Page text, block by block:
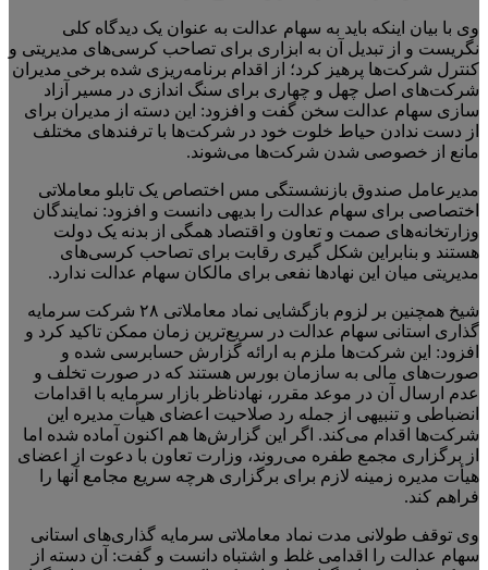
وی با بیان اینکه باید به سهام عدالت به عنوان یک دیدگاه کلی
نگریست و از تبدیل آن به ابزاری برای تصاحب کرسی‌های مدیریتی و
کنترل شرکت‌ها پرهیز کرد؛ از اقدام برنامه‌ریزی شده برخی مدیران
شرکت‌های اصل چهل و چهاری برای سنگ اندازی در مسیر آزاد
سازی سهام عدالت سخن گفت و افزود: این دسته از مدیران برای
از دست ندادن حیاط خلوت خود در شرکت‌ها با ترفندهای مختلف
مانع از خصوصی شدن شرکت‌ها می‌شوند.
مدیرعامل صندوق بازنشستگی مس اختصاص یک تابلو معاملاتی
اختصاصی برای سهام عدالت را بدیهی دانست و افزود: نمایندگان
وزارتخانه‌های صمت و تعاون و اقتصاد همگی از بدنه یک دولت
هستند و بنابراین شکل گیری رقابت برای تصاحب کرسی‌های
مدیریتی میان این نهادها نفعی برای مالکان سهام عدالت ندارد.
شیخ همچنین بر لزوم بازگشایی نماد معاملاتی ۲۸ شرکت سرمایه
گذاری استانی سهام عدالت در سریع‌ترین زمان ممکن تاکید کرد و
افزود: این شرکت‌ها ملزم به ارائه گزارش حسابرسی شده و
صورت‌های مالی به سازمان بورس هستند که در صورت تخلف و
عدم ارسال آن در موعد مقرر، نهادناظر بازار سرمایه با اقدامات
انضباطی و تنبیهی از جمله رد صلاحیت اعضای هیأت مدیره این
شرکت‌ها اقدام می‌کند. اگر این گزارش‌ها هم اکنون آماده شده اما
از برگزاری مجمع طفره می‌روند، وزارت تعاون با دعوت از اعضای
هیأت مدیره زمینه لازم برای برگزاری هرچه سریع مجامع آنها را
فراهم کند.
وی توقف طولانی مدت نماد معاملاتی سرمایه گذاری‌های استانی
سهام عدالت را اقدامی غلط و اشتباه دانست و گفت: آن دسته از